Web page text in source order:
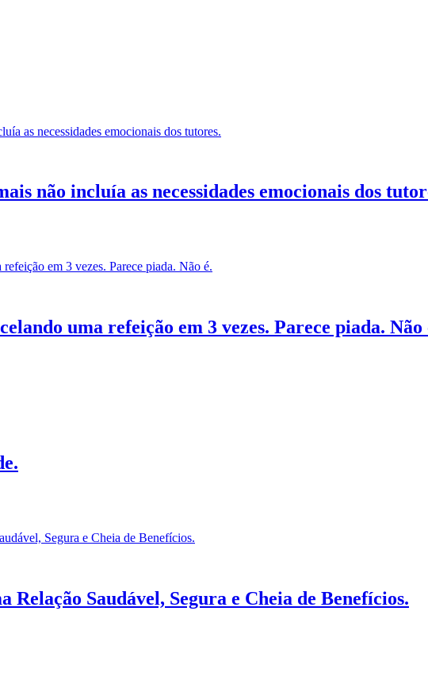
não incluía as necessidades emocionais dos
uma refeição em 3 vezes. Parece piada. Não
Relação Saudável, Segura e Cheia de Benefícios.